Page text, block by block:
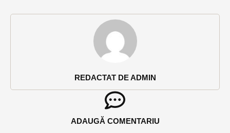
REDACTAT DE ADMIN
ADAUGĂ COMENTARIU